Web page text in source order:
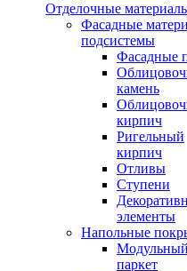
Отделочные
Фасадные
подсистемы
Фасадные
камень
кирпич
Ригельный
кирпич
Отливы
Ступени
элементы
Напольные
Модульный
паркет